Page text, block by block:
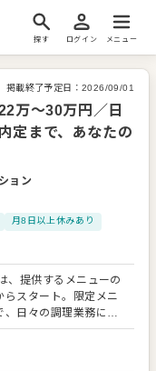
探す ログイン メニュー
掲載終了予定日： 2026/09/01
万～30万円／日
定まで、あなたの
ョン
月8日以上休みあり
、提供するメニューの
らスタート。限定メニ
、日々の調理業務に加
、習得できたりもしま
アイデアを発信して